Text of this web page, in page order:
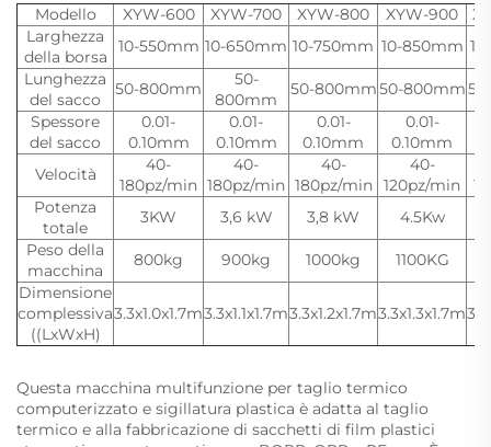
Modello XYW-600 XYW-700 XYW-800 XYW-900
Larghezza
della borsa
10-550mm 10-650mm 10-750mm 10-850mm
Lunghezza
del sacco
50-800mm
50-
800mm
50-800mm50-800mm
Spessore
del sacco
0.01-
0.10mm
0.01-
0.10mm
0.01-
0.10mm
0.01-
0.10mm
Velocità
40-
180pz/min
40-
180pz/min
40-
180pz/min
40-
120pz/min
Potenza
totale
3KW 3,6 kW 3,8 kW 4.5Kw
Peso della
macchina
800kg 900kg 1000kg 1100KG
Dimensione
complessiva
((LxWxH)
3.3x1.0x1.7m3.3x1.1x1.7m3.3x1.2x1.7m3.3x1.3x1.7m
Questa macchina multifunzione per taglio termico
computerizzato e sigillatura plastica è adatta al taglio
termico e alla fabbricazione di sacchetti di film plastici